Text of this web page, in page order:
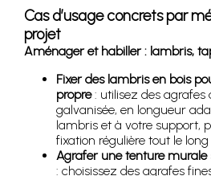
Cas d’usage concrets par
projet
Aménager et habiller : lambris,
Fixer des lambris en bois
propre: utilisez des agrafes
galvanisée, en longueur
lambris et à votre support,
fixation régulière tout le
Agrafer une tenture
: choisissez des agrafes